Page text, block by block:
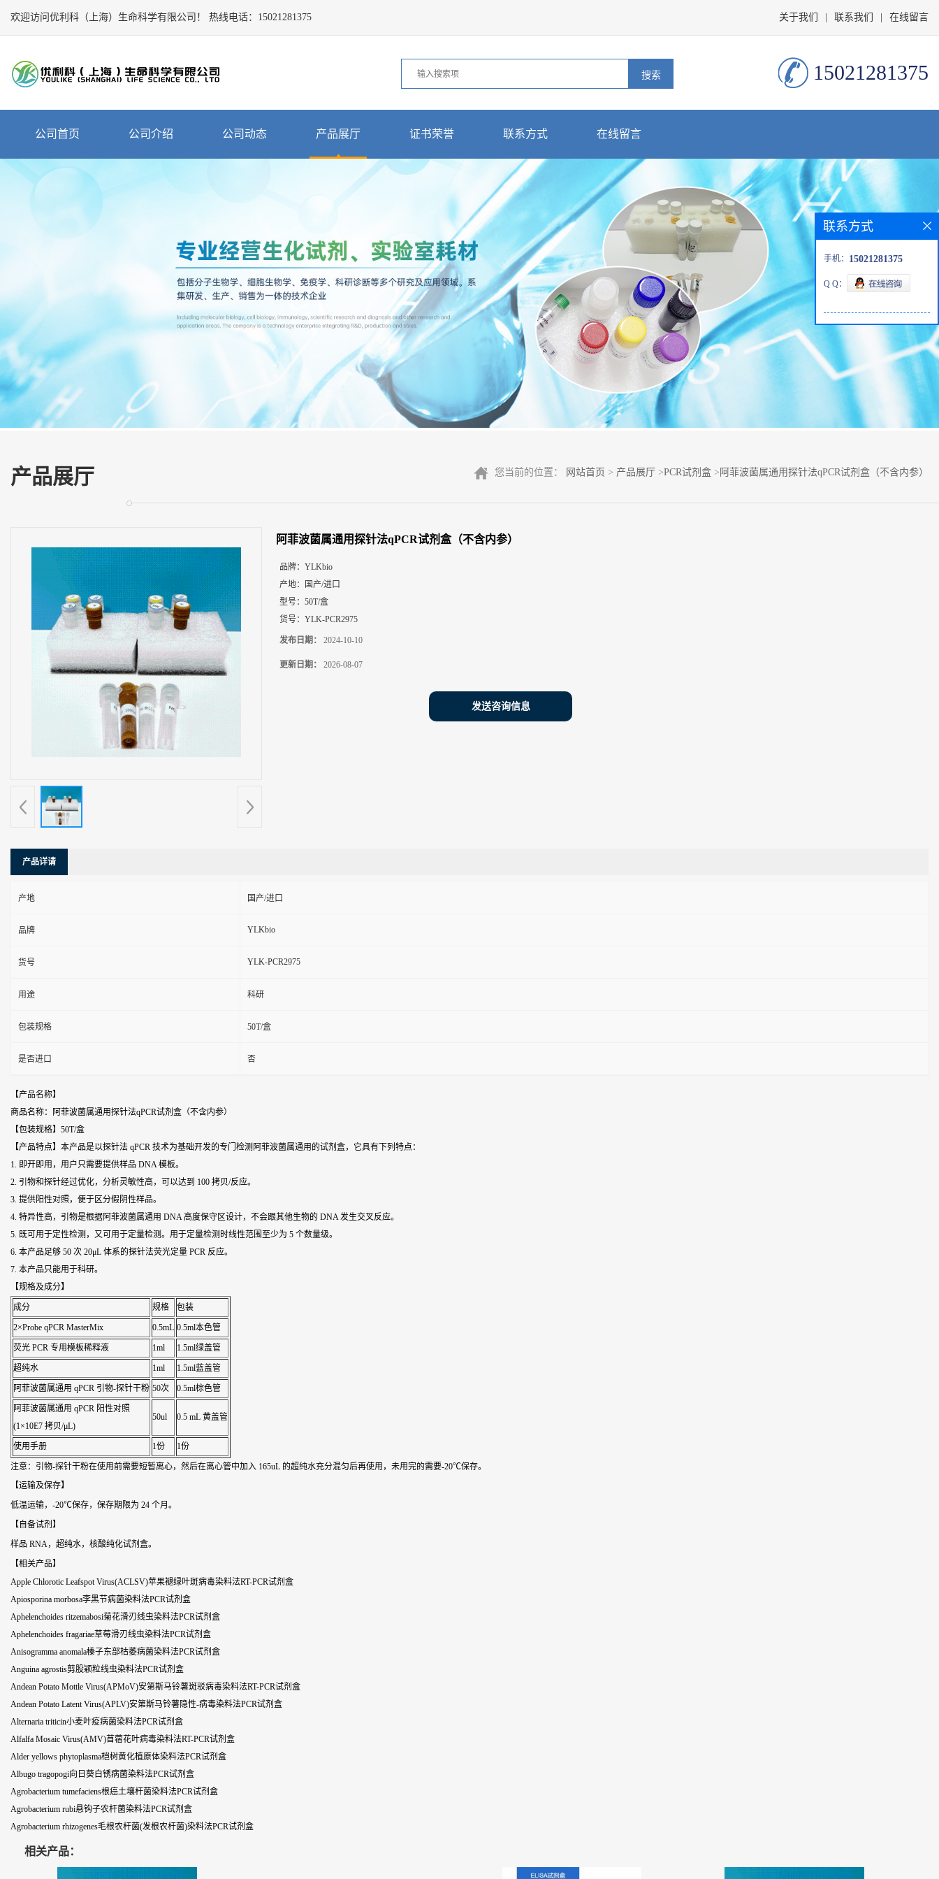
欢迎访问优利科（上海）生命科学有限公司！ 热线电话： 15021281375 关于我们 联系我们 在线留言
15021281375
Close
司
首
介
绍
证
书
荣
誉
方
式
公司首页 公司介绍 公司动态 产品展厅 证书荣誉 联系方式 在线留言
产品展厅 您当前的位置： 网站首页 > 产品展厅 >PCR试剂盒 > 阿菲波菌属通用探针法qPCR试剂盒（不含内参）
阿菲波菌属通用探针法qPCR试剂盒（不含内参）
品牌： YLKbio
产地：
国产/进口
型号： 50T/盒
货号： YLK-PCR2975
发布日期： 2024-10-10
更新日期： 2026-08-07
发送咨询信息
产品详请
产地 国产/进口
品牌 YLKbio
货号 YLK-PCR2975
用途 科研
包装规格 50T/盒
是否进口 否
【产品名称】
商品名称：阿菲波菌属通用探针法qPCR试剂盒（不含内参）
【包装规格】50T/盒
【产品特点】本产品是以探针法 qPCR 技术为基础开发的专门检测阿菲波菌属通用的试剂盒，它具有下列特点：
1. 即开即用，用户只需要提供样品 DNA 模板。
2. 引物和探针经过优化，分析灵敏性高，可以达到 100 拷贝/反应。
3. 提供阳性对照，便于区分假阴性样品。
4. 特异性高，引物是根据阿菲波菌属通用 DNA 高度保守区设计，不会跟其他生物的 DNA 发生交叉反应。
5. 既可用于定性检测，又可用于定量检测。用于定量检测时线性范围至少为 5 个数量级。
6. 本产品足够 50 次 20μL 体系的探针法荧光定量 PCR 反应。
7. 本产品只能用于科研。
【规格及成分】
成分 规格 包装
2×Probe qPCR MasterMix 0.5mL 0.5ml本色管
荧光 PCR 专用模板稀释液 1ml 1.5ml绿盖管
超纯水 1ml 1.5ml蓝盖管
阿菲波菌属通用 qPCR 引物-探针干粉 50次 0.5ml棕色管
阿菲波菌属通用 qPCR 阳性对照
(1×10E7 拷贝/μL)
50ul 0.5 mL 黄盖管
使用手册 1份 1份
注意：引物-探针干粉在使用前需要短暂离心，然后在离心管中加入 165uL 的超纯水充分混匀后再使用，未用完的需要-20℃保存。
【运输及保存】
低温运输，-20℃保存，保存期限为 24 个月。
【自备试剂】
样品 RNA，超纯水，核酸纯化试剂盒。
【相关产品】
Apple Chlorotic Leafspot Virus(ACLSV)苹果褪绿叶斑病毒染料法RT-PCR试剂盒
Apiosporina morbosa李黑节病菌染料法PCR试剂盒
Aphelenchoides ritzemabosi菊花滑刃线虫染料法PCR试剂盒
Aphelenchoides fragariae草莓滑刃线虫染料法PCR试剂盒
Anisogramma anomala榛子东部枯萎病菌染料法PCR试剂盒
Anguina agrostis剪股颖粒线虫染料法PCR试剂盒
Andean Potato Mottle Virus(APMoV)安第斯马铃薯斑驳病毒染料法RT-PCR试剂盒
Andean Potato Latent Virus(APLV)安第斯马铃薯隐性-病毒染料法PCR试剂盒
Alternaria triticin小麦叶疫病菌染料法PCR试剂盒
Alfalfa Mosaic Virus(AMV)苜蓿花叶病毒染料法RT-PCR试剂盒
Alder yellows phytoplasma桤树黄化植原体染料法PCR试剂盒
Albugo tragopogi向日葵白锈病菌染料法PCR试剂盒
Agrobacterium tumefaciens根癌土壤杆菌染料法PCR试剂盒
Agrobacterium rubi悬钩子农杆菌染料法PCR试剂盒
Agrobacterium rhizogenes毛根农杆菌(发根农杆菌)染料法PCR试剂盒
相关产品：
联系方式
手机： 15021281375
Q Q：